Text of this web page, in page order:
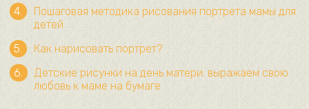
Пошаговая методика рисования портрета мамы для
детей
Как нарисовать портрет?
Детские рисунки на день матери: выражаем свою
любовь к маме на бумаге